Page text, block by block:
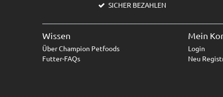
SICHER BEZAHLEN
Wissen
Über Champion Petfoods
Futter-FAQs
Mein
Login
Neu